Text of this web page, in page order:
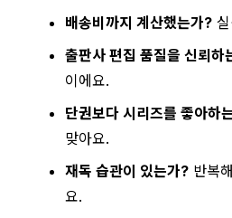
배송비까지 계산했는가?
출판사 편집 품질을 신뢰하
이에요.
단권보다 시리즈를 좋아하
맞아요.
재독 습관이 있는가? 반복
요.